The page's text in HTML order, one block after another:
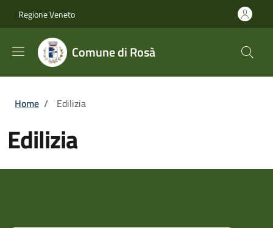
Regione Veneto
Comune di Rosà
Briciole di pane
Home / Edilizia
Edilizia